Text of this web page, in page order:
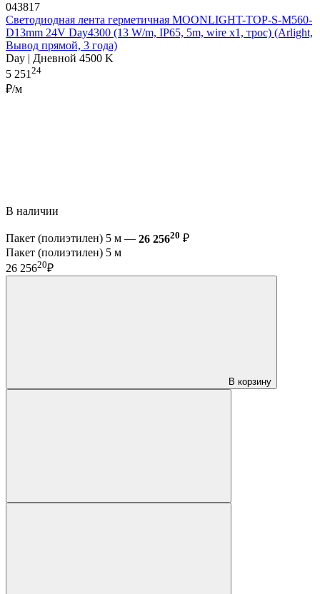
043817
Светодиодная лента герметичная MOONLIGHT-TOP-S-M560-
D13mm 24V Day4300 (13 W/m, IP65, 5m, wire x1, трос) (Arlight,
Вывод прямой, 3 года)
Day | Дневной 4500 K
5 25124
₽/м
В наличии
Пакет (полиэтилен) 5 м — 26 25620 ₽
Пакет (полиэтилен) 5 м
26 25620₽
В корзину